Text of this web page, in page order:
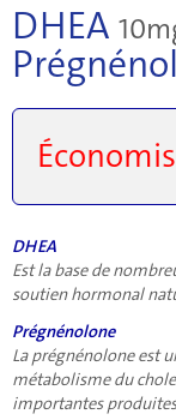
DHEA
DHEA
Est la base de
soutien hormonal
Prégnénolone
La prégnénolone est
métabolisme du
importantes